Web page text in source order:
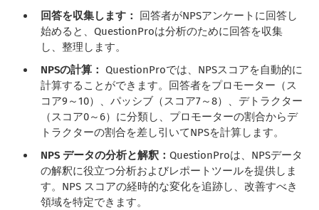
回答を収集します： 回答者がNPSアンケートに回答し
始めると、QuestionProは分析のために回答を収集
し、整理します。
NPSの計算：QuestionProでは、NPSスコアを自動的に
計算することができます。回答者をプロモーター（ス
コア9～10）、パッシブ（スコア7～8）、デトラクター
（スコア0～6）に分類し、プロモーターの割合からデ
トラクターの割合を差し引いてNPSを計算します。
NPS データの分析と解釈：QuestionProは、NPSデータ
の解釈に役立つ分析およびレポートツールを提供しま
す。NPS スコアの経時的な変化を追跡し、改善すべき
領域を特定できます。